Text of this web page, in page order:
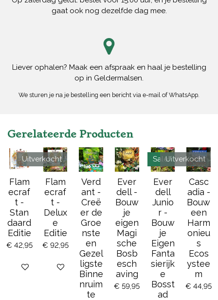
gaat ook nog dezelfde dag mee.
Liever ophalen? Maak een afspraak en haal je bestelling
op in Geldermalsen.
We sturen je na je bestelling een bericht via e-mail of WhatsApp.
Gerelateerde Producten
Flam
ecraf
t -
Stan
daard
Editie
€ 42,95
Bekijk details
Uitverkocht
Flam
ecraf
t -
Delux
e
Editie
€ 92,95
Houd mij op de hoogte
Verd
ant -
Creë
er de
Groe
nste
en
Gezel
ligste
Binne
nruim
te
Ever
dell -
Bouw
je
eigen
Magi
sche
Bosb
esch
aving
€ 59,95
Sale!
Ever
dell
Junio
r -
Bouw
je
Eigen
Fanta
sierijk
e
Bosst
ad
Uitverkocht
Casc
adia -
Bouw
een
Harm
onieu
s
Ecos
ystee
m
€ 44,95